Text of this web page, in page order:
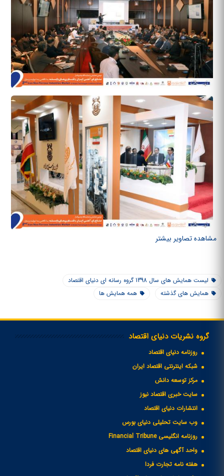
مشاهده تصاویر بیشتر
لیست همایش های سال 1398 گروه رسانه ای دنیای اقتصاد
همایش های گذشته
همه همایش ها
گروه نشریات دنیای اقتصاد
روزنامه دنیای اقتصاد
شبکه اینترنتی اقتصاد ایران
مرکز توسعه دانش
سایت خبری اقتصاد نیوز
انتشارات دنیای اقتصاد
وب سایت تحلیلی دنیای بورس
روزنامه انگلیسی Financial Tribune
واحد آگهی های دنیای اقتصاد
هفته نامه تجارت فردا